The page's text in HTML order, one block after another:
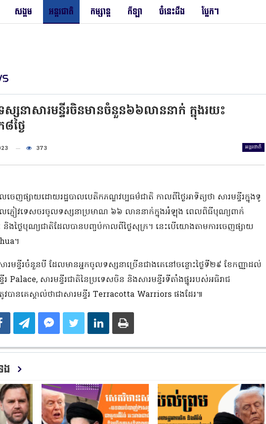
សង្គម អន្តរជាតិ កម្សាន្ត កីឡា ចំនេះដឹង ប្លែកៗ
សនាសារមន្ទីរចិនមានចំនួន៦៦លាននាក់ ក្នុងរយះ
ថ្ងៃ
អន្តរជាតិ
373
ញផ្សាយដោយរដ្ឋបាលបេតិកភណ្ឌវប្បធម៌ជាតិ កាលពីថ្ងៃអាទិត្យថា សារមន្ទីរក្នុងទូ
ភ្ញៀវទេសចរចូលទស្សនាប្រមាណ ៦៦ លាននាក់ក្នុងអំឡុង ពេលពិធីបុណ្យពាក់
ងថ្ងៃបុណ្យជាតិដែលបានបញ្ចប់កាលពីថ្ងៃសុក្រ។ នេះបើយោងតាមការចេញផ្សាយ
។
រមន្ទីរចំនួនបី ដែលមានអ្នកចូលទស្សនាច្រើនជាងគេនៅចន្លោះថ្ងៃទី២៩ ខែកញ្ញាដល់
រ Palace, សារមន្ទីរជាតិនៃប្រទេសចិន និងសារមន្ទីរទីតាំងផ្នូររបស់អធិរាជ
បានគេស្គាល់ថាជាសារមន្ទីរ Terracotta Warriors ផងដែរ៕
ង